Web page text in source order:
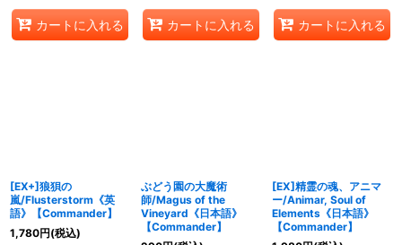
カートに入れる カートに入れる カートに入れる
[EX+]狼狽の
嵐/Flusterstorm《英
語》【Commander】
1,780円(税込)
ぶどう園の大魔術
師/Magus of the
Vineyard《日本語》
【Commander】
[EX]精霊の魂、アニマ
ー/Animar, Soul of
Elements《日本語》
【Commander】